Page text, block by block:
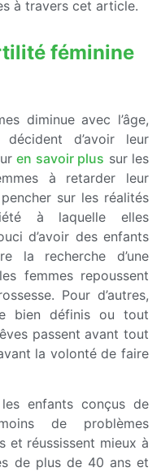
à travers cet article.
féminine
diminue avec l’âge,
d’avoir leur
en savoir plus sur les
à retarder leur
sur les réalités
à laquelle elles
d’avoir des enfants
la recherche d’une
femmes repoussent
Pour d’autres,
bien définis ou tout
passent avant tout
la volonté de faire
enfants conçus de
de problèmes
et réussissent mieux à
de plus de 40 ans et